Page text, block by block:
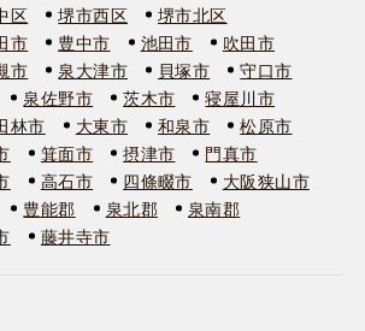
区 堺市西区
堺市北区
市 豊中市 池田市
吹田市
市 泉大津市 貝塚市
守口市
泉佐野市 茨木市
寝屋川市
林市 大東市 和泉市
松原市
箕面市 摂津市
門真市
高石市 四條畷市
大阪狭山市
豊能郡 泉北郡
泉南郡
藤井寺市